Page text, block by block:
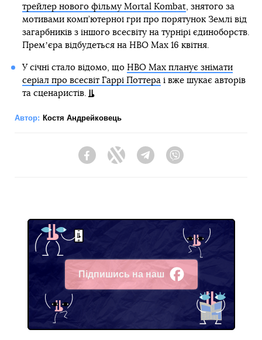
трейлер нового фільму Mortal Kombat, знятого за
мотивами комп’ютерної гри про порятунок Землі від
загарбників з іншого всесвіту на турнірі єдиноборств.
Премʼєра відбудеться на HBO Max 16 квітня.
У січні стало відомо, що HBO Max планує знімати
серіал про всесвіт Гаррі Поттераі вже шукає авторів
та сценаристів.
Автор: Костя Андрейковець
FacebookTwitter Telegram
Підпишись на наш
Facebook